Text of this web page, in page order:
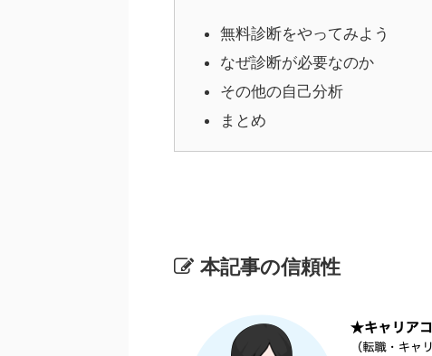
無料診断をやってみよう
なぜ診断が必要なのか
その他の自己分析
まとめ
本記事の信頼性